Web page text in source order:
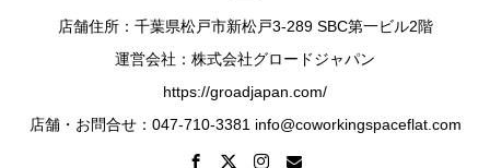
店舗住所：千葉県松戸市新松戸3-289 SBC第一ビル2階
運営会社：株式会社グロードジャパン
https://groadjapan.com/
店舗・お問合せ：047-710-3381 info@coworkingspaceflat.com